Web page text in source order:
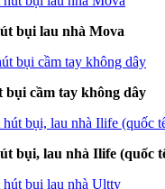
bụi lau nhà Mova
bụi cầm tay không dây
bụi, lau nhà Ilife (quốc